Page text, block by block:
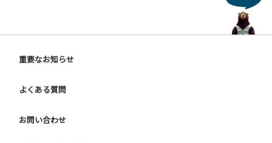
重要なお知らせ
よくある質問
お問い合わせ